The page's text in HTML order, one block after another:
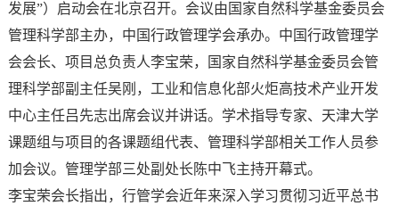
发展”）启动会在北京召开。会议由国家自然科学基金委员会
管理科学部主办，中国行政管理学会承办。中国行政管理学
会会长、项目总负责人李宝荣，国家自然科学基金委员会管
理科学部副主任吴刚，工业和信息化部火炬高技术产业开发
中心主任吕先志出席会议并讲话。学术指导专家、天津大学
课题组与项目的各课题组代表、管理科学部相关工作人员参
加会议。管理学部三处副处长陈中飞主持开幕式。
李宝荣会长指出，行管学会近年来深入学习贯彻习近平总书